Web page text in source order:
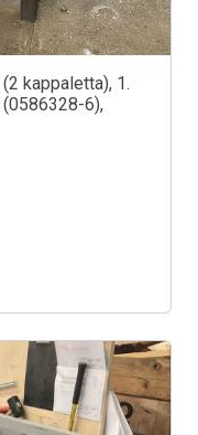
kappaletta), 1.
(0586328-6),